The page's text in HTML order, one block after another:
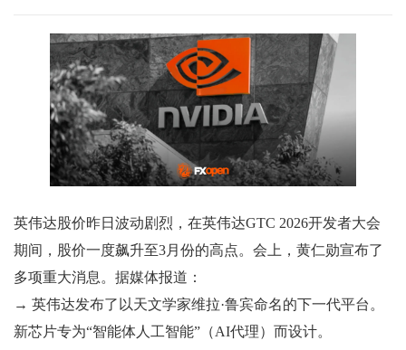
英伟达股价昨日波动剧烈，在英伟达GTC 2026开发者大会
期间，股价一度飙升至3月份的高点。会上，黄仁勋宣布了
多项重大消息。据媒体报道：
→ 英伟达发布了以天文学家维拉·鲁宾命名的下一代平台。
新芯片专为“智能体人工智能”（AI代理）而设计。